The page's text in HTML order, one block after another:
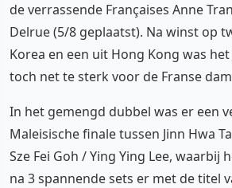
de verrassende Françaises Anne
Delrue (5/8 geplaatst). Na winst op
Korea en een uit Hong Kong was het
toch net te sterk voor de Franse
In het gemengd dubbel was er een
Maleisische finale tussen Jinn Hwa
Sze Fei Goh / Ying Ying Lee, waarbij
na 3 spannende sets er met de titel